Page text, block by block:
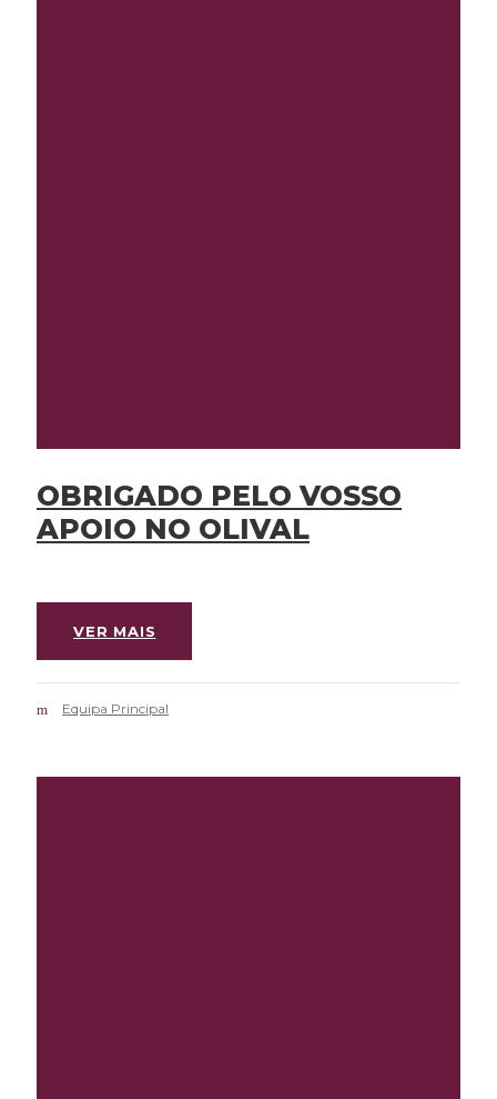
OBRIGADO PELO VOSSO
APOIO NO OLIVAL
VER MAIS
Equipa Principal